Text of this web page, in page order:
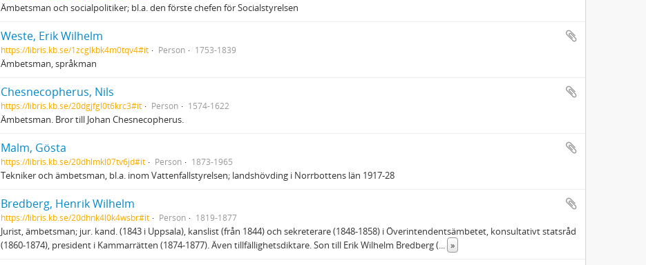
Ämbetsman och socialpolitiker; bl.a. den förste chefen för Socialstyrelsen
Weste, Erik Wilhelm
https://libris.kb.se/1zcglkbk4m0tqv4#it Person 1753-1839
Ämbetsman, språkman
Chesnecopherus, Nils
https://libris.kb.se/20dgjfgl0t6krc3#it Person 1574-1622
Ämbetsman. Bror till Johan Chesnecopherus.
Malm, Gösta
https://libris.kb.se/20dhlmkl07tv6jd#it Person 1873-1965
Tekniker och ämbetsman, bl.a. inom Vattenfallstyrelsen; landshövding i Norrbottens län 1917-28
Bredberg, Henrik Wilhelm
https://libris.kb.se/20dhnk4l0k4wsbr#it Person 1819-1877
Jurist, ämbetsman; jur. kand. (1843 i Uppsala), kanslist (från 1844) och sekreterare (1848-1858) i Överintendentsämbetet, konsultativt statsråd
(1860-1874), president i Kammarrätten (1874-1877). Även tillfällighetsdiktare. Son till Erik Wilhelm Bredberg (... »